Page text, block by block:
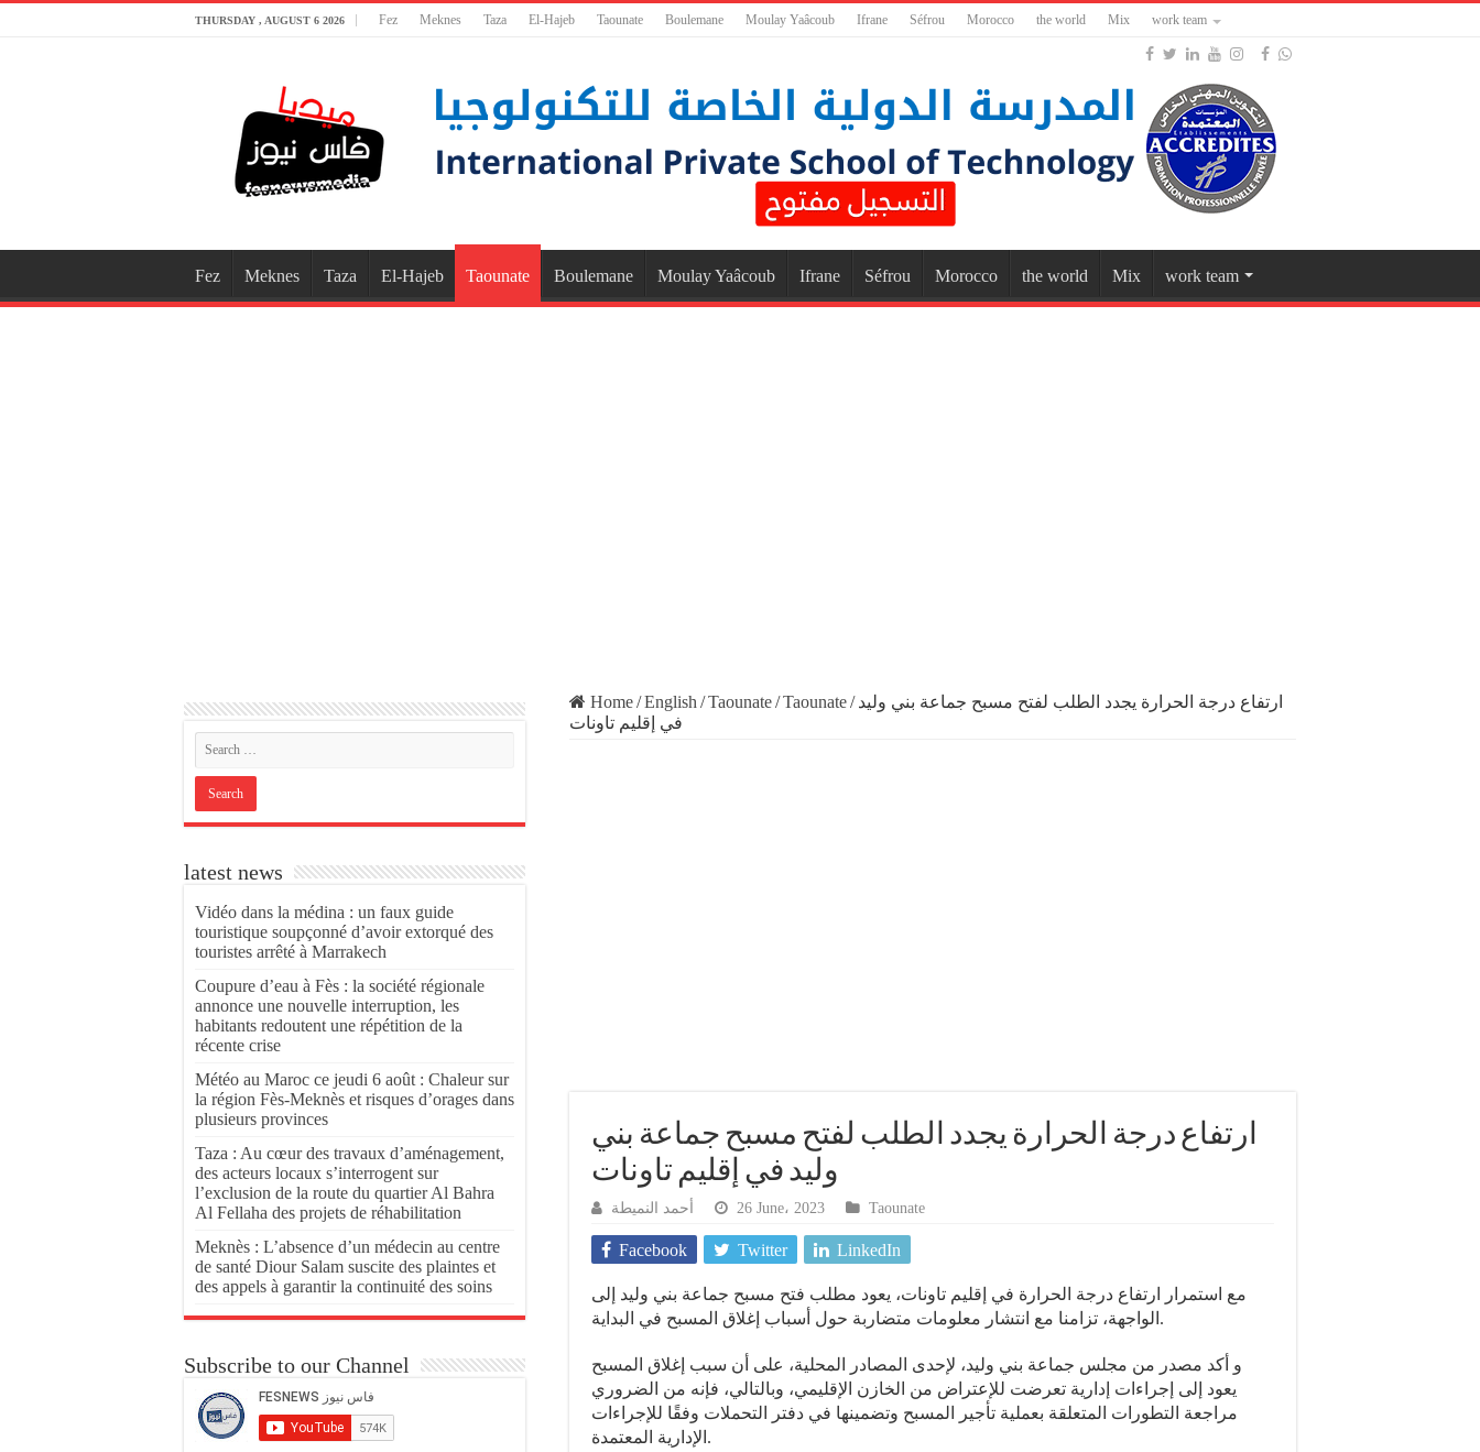
THURSDAY , AUGUST 6 2026 Fez Meknes Taza El-Hajeb Taounate Boulemane Moulay Yaâcoub Ifrane Séfrou Morocco the world Mix work team
Fez Meknes Taza El-Hajeb Taounate Boulemane Moulay Yaâcoub Ifrane Séfrou Morocco the world Mix work team
Home/English /Taounate/Taounate/ ارتفاع درجة الحرارة يجدد الطلب لفتح مسبح جماعة بني وليد
في إقليم تاونات
ارتفاع درجة الحرارة يجدد الطلب لفتح مسبح جماعة بني
وليد في إقليم تاونات
أحمد النميطة 26 June، 2023 Taounate
Facebook Twitter LinkedIn
مع استمرار ارتفاع درجة الحرارة في إقليم تاونات، يعود مطلب فتح مسبح جماعة بني وليد إلى
الواجهة، تزامنا مع انتشار معلومات متضاربة حول أسباب إغلاق المسبح في البداية.
و أكد مصدر من مجلس جماعة بني وليد، لإحدى المصادر المحلية، على أن سبب إغلاق المسبح
يعود إلى إجراءات إدارية تعرضت للإعتراض من الخازن الإقليمي، وبالتالي، فإنه من الضروري
مراجعة التطورات المتعلقة بعملية تأجير المسبح وتضمينها في دفتر التحملات وفقًا للإجراءات
الإدارية المعتمدة.
latest news
Vidéo dans la médina : un faux guide
touristique soupçonné d’avoir extorqué des
touristes arrêté à Marrakech
Coupure d’eau à Fès : la société régionale
annonce une nouvelle interruption, les
habitants redoutent une répétition de la
récente crise
Météo au Maroc ce jeudi 6 août : Chaleur sur
la région Fès-Meknès et risques d’orages dans
plusieurs provinces
Taza : Au cœur des travaux d’aménagement,
des acteurs locaux s’interrogent sur
l’exclusion de la route du quartier Al Bahra
Al Fellaha des projets de réhabilitation
Meknès : L’absence d’un médecin au centre
de santé Diour Salam suscite des plaintes et
des appels à garantir la continuité des soins
Subscribe to our Channel